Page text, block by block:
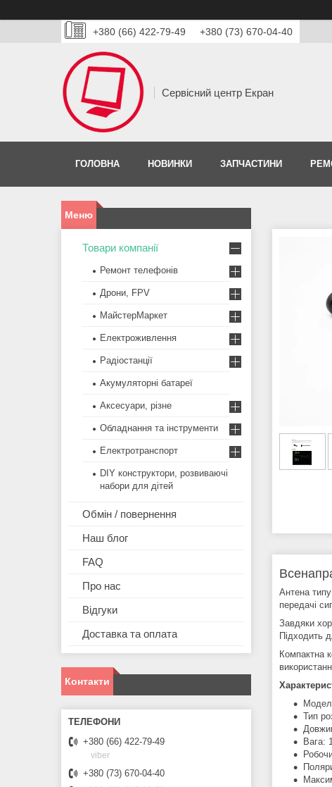
+380 (66) 422-79-49 +380 (73) 670-04-40
Сервісний центр Екран
ГОЛОВНА НОВИНКИ ЗАПЧАСТИНИ
Антена
передачі
Завдяки
Підходить
Компактна
Тип
Вага:
Товари компанії
Ремонт телефонів
Дрони, FPV
МайстерМаркет
Електроживлення
Радіостанції
Акумуляторні батареї
Аксесуари, різне
Обладнання та інструменти
Електротранспорт
DIY конструктори, розвиваючі
набори для дітей
Обмін / повернення
Наш блог
FAQ
Про нас
Відгуки
Доставка та оплата
Контакти
+380 (66) 422-79-49
viber
+380 (73) 670-04-40